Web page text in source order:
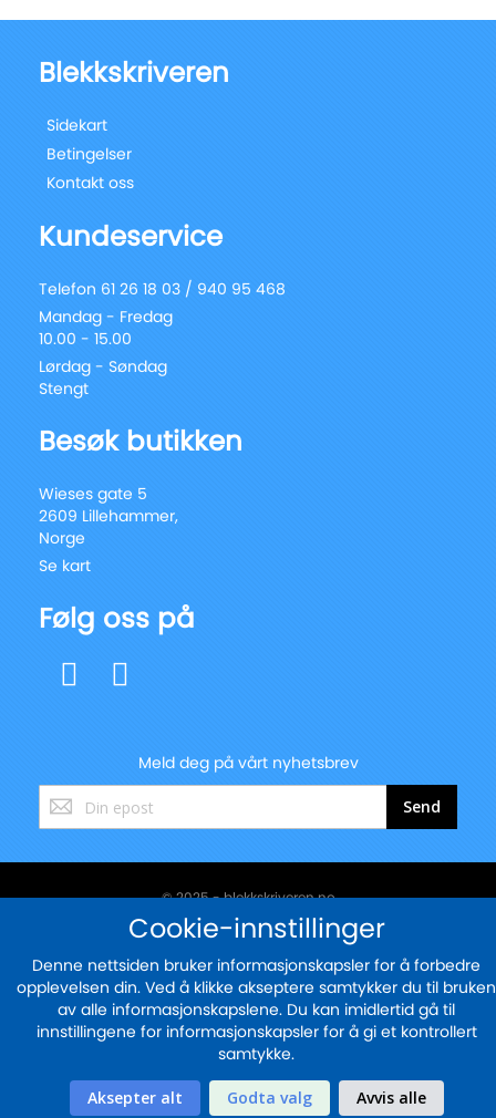
Blekkskriveren
Sidekart
Betingelser
Kontakt oss
Kundeservice
Telefon 61 26 18 03 / 940 95 468
Mandag - Fredag
10.00 - 15.00
Lørdag - Søndag
Stengt
Besøk butikken
Wieses gate 5
2609 Lillehammer,
Norge
Se kart
Følg oss på
Meld deg på vårt nyhetsbrev
Registrer
deg
vårt
Send
© 2025 - blekkskriveren.no
Sikker betaling med
Cookie-innstillinger
Denne nettsiden bruker informasjonskapsler for å forbedre
opplevelsen din. Ved å klikke akseptere samtykker du til bruken
av alle informasjonskapslene. Du kan imidlertid gå til
innstillingene for informasjonskapsler for å gi et kontrollert
samtykke.
Aksepter alt Godta valg Avvis alle